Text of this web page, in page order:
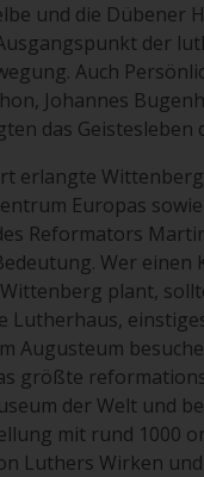
und die Dübener
der
Auch
Johannes
das Geistesleben
erlangte
Europas
Reformators
Wer einen
plant,
Lutherhaus,
Augusteum
größte
der Welt und
mit rund 1000
Luthers Wirken